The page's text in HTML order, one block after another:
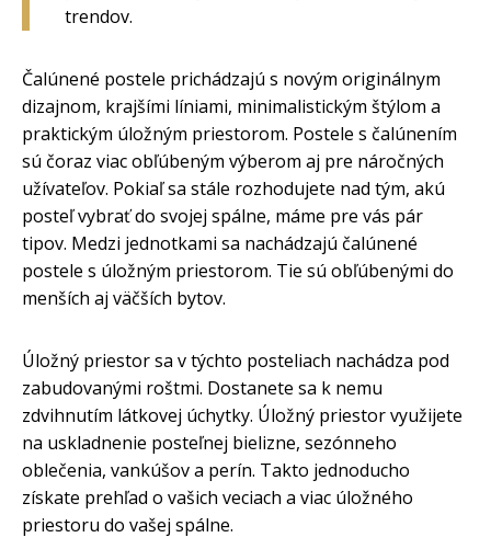
trendov.
Čalúnené postele prichádzajú s novým originálnym
dizajnom, krajšími líniami, minimalistickým štýlom a
praktickým úložným priestorom. Postele s čalúnením
sú čoraz viac obľúbeným výberom aj pre náročných
užívateľov. Pokiaľ sa stále rozhodujete nad tým, akú
posteľ vybrať do svojej spálne, máme pre vás pár
tipov. Medzi jednotkami sa nachádzajú čalúnené
postele s úložným priestorom. Tie sú obľúbenými do
menších aj väčších bytov.
Úložný priestor sa v týchto posteliach nachádza pod
zabudovanými roštmi. Dostanete sa k nemu
zdvihnutím látkovej úchytky. Úložný priestor využijete
na uskladnenie posteľnej bielizne, sezónneho
oblečenia, vankúšov a perín. Takto jednoducho
získate prehľad o vašich veciach a viac úložného
priestoru do vašej spálne.